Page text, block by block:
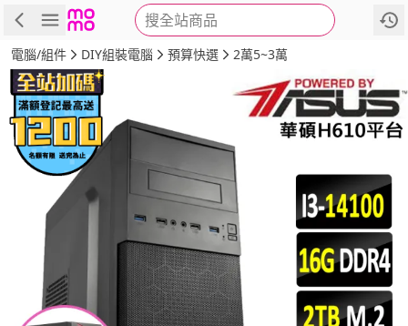
搜全站商品
商品 評價 詳情
電腦/組件 DIY組裝電腦 預算快選 2萬5~3萬